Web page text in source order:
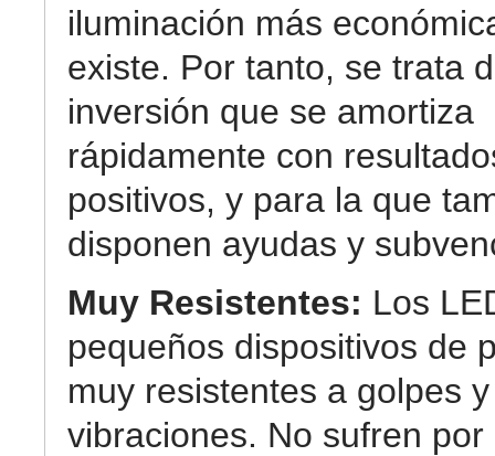
iluminación más
existe. Por tanto, se trata
inversión que se amortiza
rápidamente con
positivos, y para la que
disponen ayudas y
Muy Resistentes: Los
pequeños dispositivos de
muy resistentes a golpes y
vibraciones. No sufren por